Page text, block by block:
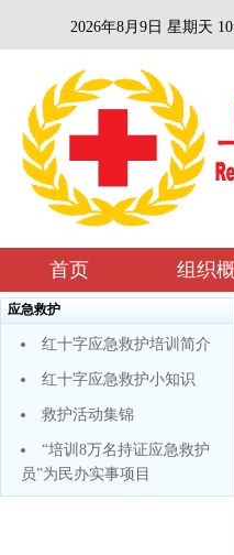
2026年8月9日 星期天
首页 组织
应急救护
红十字应急救护培训简介
红十字应急救护小知识
救护活动集锦
“培训8万名持证应急救护
员”为民办实事项目